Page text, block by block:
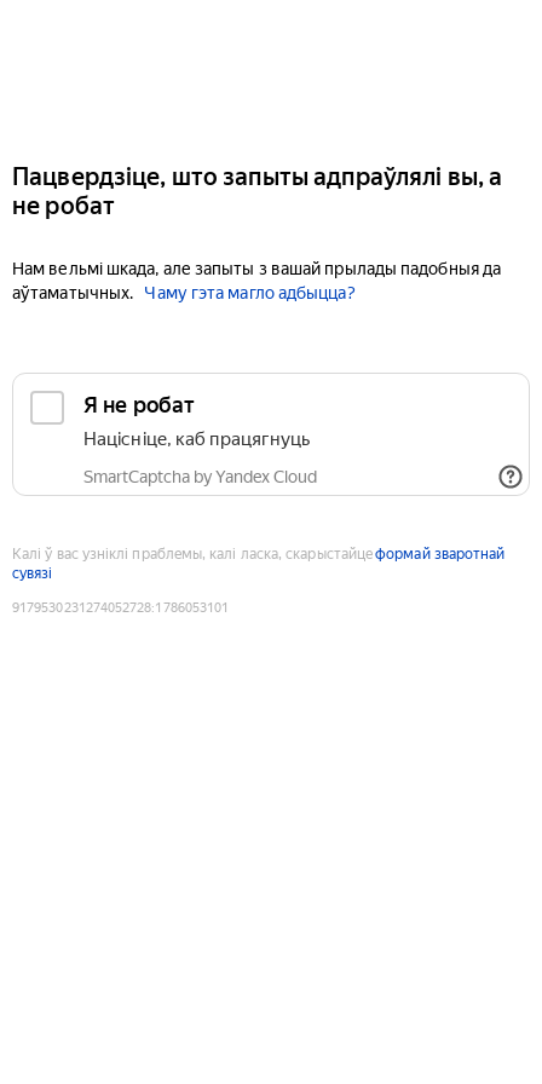
Пацвердзіце, што запыты адпраўлялі вы, а
не робат
Нам вельмі шкада, але запыты з вашай прылады падобныя да
аўтаматычных.
Чаму гэта магло адбыцца?
Я не робат
Націсніце, каб працягнуць
SmartCaptcha by Yandex Cloud
Калі ў вас узніклі праблемы, калі ласка, скарыстайцеформай зваротнай
сувязі
9179530231274052728:1786053101